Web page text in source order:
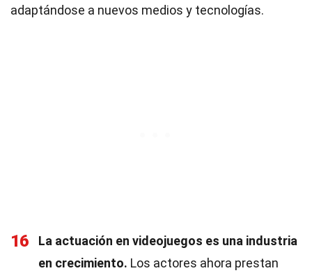
adaptándose a nuevos medios y tecnologías.
16
La actuación en videojuegos es una industria
en crecimiento. Los actores ahora prestan